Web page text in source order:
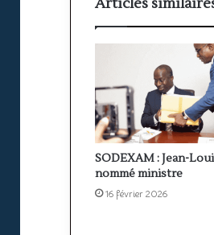
SODEXAM : Jean-
nommé ministre
16 février 2026